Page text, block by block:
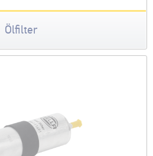
Ölfilter